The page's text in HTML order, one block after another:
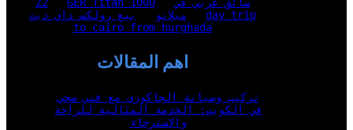
ميلانو
بيع رولكس داي ديت
day trip
to cairo from hurghada
اهم المقالات
تركيب وصيانة الجاكوزي مع فني صحي
في الكويت: الخدمة المثالية للراحة
والاسترخاء